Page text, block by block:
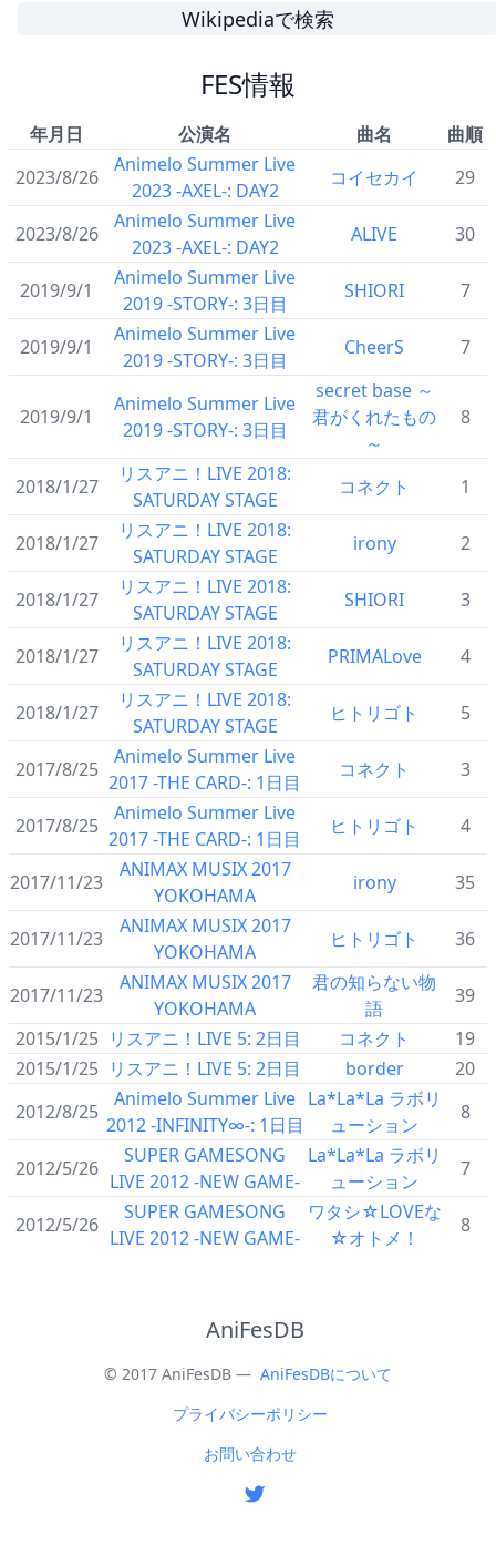
Wikipediaで検索
FES情報
年月日 公演名 曲名
曲順
2023/8/26
Animelo Summer Live
2023 -AXEL-: DAY2
コイセカイ 29
2023/8/26
Animelo Summer Live
2023 -AXEL-: DAY2
ALIVE 30
2019/9/1
Animelo Summer Live
2019 -STORY-: 3日目
SHIORI 7
2019/9/1
Animelo Summer Live
2019 -STORY-: 3日目
CheerS 7
2019/9/1
Animelo Summer Live
2019 -STORY-: 3日目
secret base ～
君がくれたもの
～
8
2018/1/27
リスアニ！LIVE 2018:
SATURDAY STAGE
コネクト 1
2018/1/27
リスアニ！LIVE 2018:
SATURDAY STAGE
irony 2
2018/1/27
リスアニ！LIVE 2018:
SATURDAY STAGE
SHIORI 3
2018/1/27
リスアニ！LIVE 2018:
SATURDAY STAGE
PRIMALove 4
2018/1/27
リスアニ！LIVE 2018:
SATURDAY STAGE
ヒトリゴト 5
2017/8/25
Animelo Summer Live
2017 -THE CARD-: 1日目
コネクト 3
2017/8/25
Animelo Summer Live
2017 -THE CARD-: 1日目
ヒトリゴト 4
2017/11/23
ANIMAX MUSIX 2017
YOKOHAMA
irony 35
2017/11/23
ANIMAX MUSIX 2017
YOKOHAMA
ヒトリゴト 36
2017/11/23
ANIMAX MUSIX 2017
YOKOHAMA
君の知らない物
語
39
2015/1/25 リスアニ！LIVE 5: 2日目 コネクト
19
2015/1/25 リスアニ！LIVE 5: 2日目 border
20
2012/8/25
Animelo Summer Live
2012 -INFINITY∞-: 1日目
La*La*La ラボリ
ューション
8
2012/5/26
SUPER GAMESONG
LIVE 2012 -NEW GAME-
La*La*La ラボリ
ューション
7
2012/5/26
SUPER GAMESONG
LIVE 2012 -NEW GAME-
ワタシ☆LOVEな
☆オトメ！
8
AniFesDB
© 2017 AniFesDB — AniFesDBについて
プライバシーポリシー
お問い合わせ